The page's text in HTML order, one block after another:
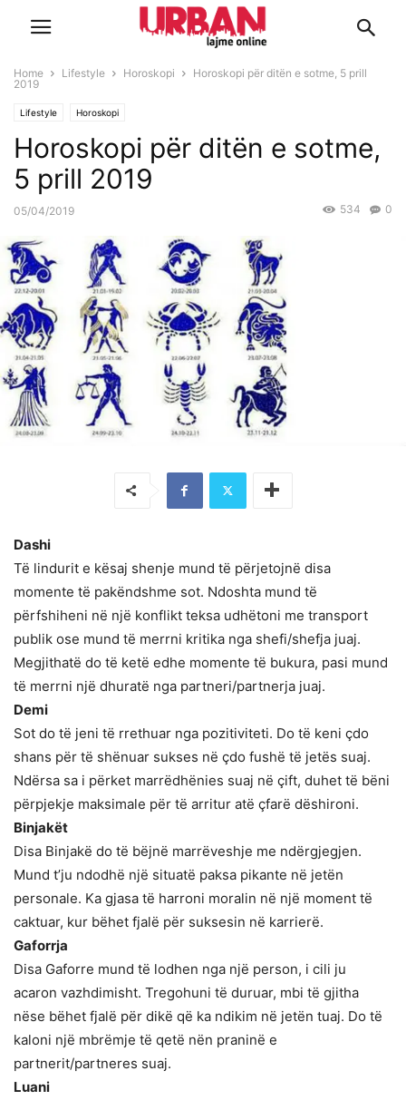
Home Lifestyle Horoskopi
Horoskopi për ditën e sotme, 5 prill
2019
Lifestyle Horoskopi
Horoskopi për ditën e sotme,
5 prill 2019
05/04/2019 0
534
Dashi
Të lindurit e kësaj shenje mund të përjetojnë disa
momente të pakëndshme sot. Ndoshta mund të
përfshiheni në një konflikt teksa udhëtoni me transport
publik ose mund të merrni kritika nga shefi/shefja juaj.
Megjithatë do të ketë edhe momente të bukura, pasi mund
të merrni një dhuratë nga partneri/partnerja juaj.
Demi
Sot do të jeni të rrethuar nga pozitiviteti. Do të keni çdo
shans për të shënuar sukses në çdo fushë të jetës suaj.
Ndërsa sa i përket marrëdhënies suaj në çift, duhet të bëni
përpjekje maksimale për të arritur atë çfarë dëshironi.
Binjakët
Disa Binjakë do të bëjnë marrëveshje me ndërgjegjen.
Mund t’ju ndodhë një situatë paksa pikante në jetën
personale. Ka gjasa të harroni moralin në një moment të
caktuar, kur bëhet fjalë për suksesin në karrierë.
Gaforrja
Disa Gaforre mund të lodhen nga një person, i cili ju
acaron vazhdimisht. Tregohuni të duruar, mbi të gjitha
nëse bëhet fjalë për dikë që ka ndikim në jetën tuaj. Do të
kaloni një mbrëmje të qetë nën praninë e
partnerit/partneres suaj.
Luani